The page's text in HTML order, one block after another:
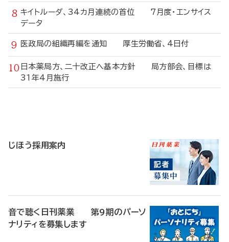
キイトルーダ、34カ月連続の首位 7月度・エンサイス
データ
医政局の組織再編を通知 厚生労働省、4日付
日本薬局方、二十改正へ基本方針 局方部会、目標は
31年4月施行
じほう採用案内
音で聴く日刊薬業 第9期のパーソ
ナリティを募集します